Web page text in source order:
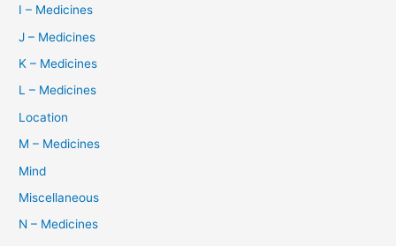
I – Medicines
J – Medicines
K – Medicines
L – Medicines
Location
M – Medicines
Mind
Miscellaneous
N – Medicines